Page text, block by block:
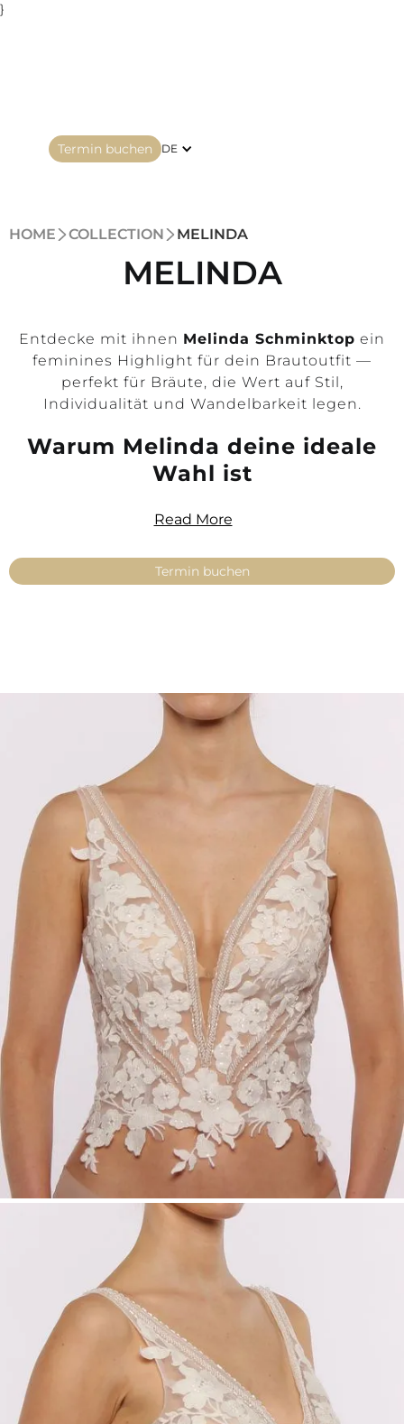
}
Termin buchen DE
HOME COLLECTION MELINDA
MELINDA
Entdecke mit ihnen Melinda Schminktop ein
feminines Highlight für dein Brautoutfit —
perfekt für Bräute, die Wert auf Stil,
Individualität und Wandelbarkeit legen.
Warum Melinda deine ideale
Wahl ist
hochwertige Material verleiht deinem Look
Bräute in Düsseldorf oder Umgebung.
— trage Melinda solo oder kombiniere es
mit einem Basic Skirt, Make-Up Skirt oder
weiteren MixMe‑Teilen. So erhältst du ein
individuelles Hochzeitsoutfit, das deinem
Größen 34—54
— for bräute each figure,
that your look perfect fit and to you.
Ideal für moderne Hochzeiten und
individuelle Brautlooks
— ob Standesamt,
Kirche oder freie Trauung: Melinda passt
sich deinem Stil und deiner Persönlichkeit
an.
Mit Melinda wählst du nicht einfach ein Top —
du wählst Ausdruck, Wandelbarkeit und
Nachhaltigkeit. Bei LeMoos findest du nicht nur
„Hochzeitskleider Düsseldorf“, sondern dein
ganz eigenes Bridal‑Konzept.
Brautmode Düsseldorf · Brautkleider Düsseldorf
· Hochzeitskleider NRW
Read More
Termin buchen